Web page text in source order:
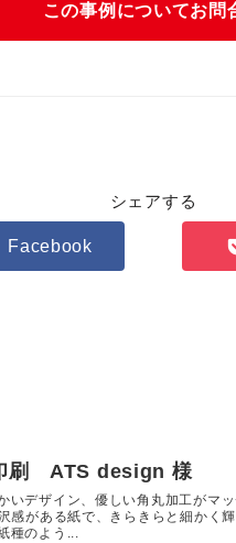
この事例についてお問
シェアする
Facebook
刷 ATS design 様
いデザイン、優しい角丸加工がマ
感がある紙で、きらきらと細かく
種のよう...